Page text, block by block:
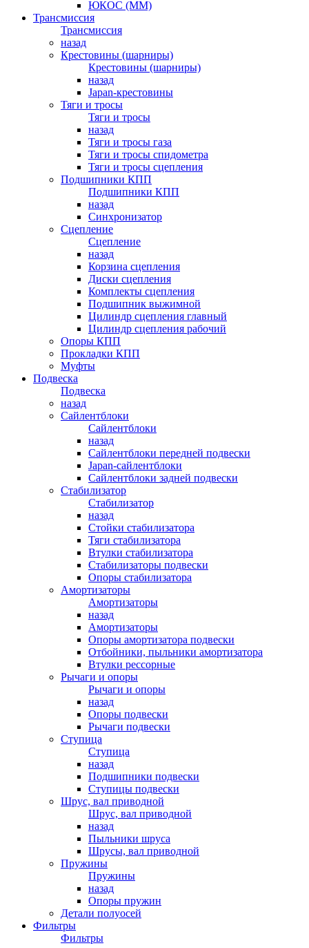
ЮКОС (ММ)
Трансмиссия
Трансмиссия
назад
Крестовины (шарниры)
Крестовины (шарниры)
назад
Japan-крестовины
Тяги и тросы
Тяги и тросы
назад
Тяги и тросы газа
Тяги и тросы спидометра
Тяги и тросы сцепления
Подшипники КПП
Подшипники КПП
назад
Синхронизатор
Сцепление
Сцепление
назад
Корзина сцепления
Диски сцепления
Комплекты сцепления
Подшипник выжимной
Цилиндр сцепления главный
Цилиндр сцепления рабочий
Опоры КПП
Прокладки КПП
Муфты
Подвеска
Подвеска
назад
Сайлентблоки
Сайлентблоки
назад
Сайлентблоки передней подвески
Japan-сайлентблоки
Сайлентблоки задней подвески
Стабилизатор
Стабилизатор
назад
Стойки стабилизатора
Тяги стабилизатора
Втулки стабилизатора
Стабилизаторы подвески
Опоры стабилизатора
Амортизаторы
Амортизаторы
назад
Амортизаторы
Опоры амортизатора подвески
Отбойники, пыльники амортизатора
Втулки рессорные
Рычаги и опоры
Рычаги и опоры
назад
Опоры подвески
Рычаги подвески
Ступица
Ступица
назад
Подшипники подвески
Ступицы подвески
Шрус, вал приводной
Шрус, вал приводной
назад
Пыльники шруса
Шрусы, вал приводной
Пружины
Пружины
назад
Опоры пружин
Детали полуосей
Фильтры
Фильтры